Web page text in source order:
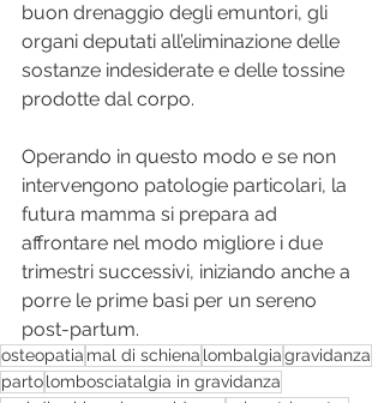
buon drenaggio degli emuntori, gli
organi deputati all’eliminazione delle
sostanze indesiderate e delle tossine
prodotte dal corpo.
Operando in questo modo e se non
intervengono patologie particolari, la
futura mamma si prepara ad
affrontare nel modo migliore i due
trimestri successivi, iniziando anche a
porre le prime basi per un sereno
post-partum.
osteopatia mal di schiena lombalgiagravidanza
partolombosciatalgia in gravidanza